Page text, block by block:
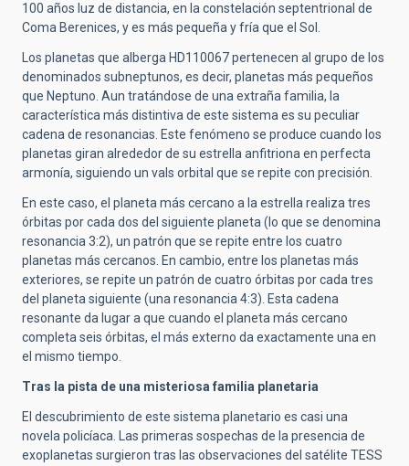
100 años luz de distancia, en la constelación septentrional de
Coma Berenices, y es más pequeña y fría que el Sol.
Los planetas que alberga HD110067 pertenecen al grupo de los
denominados subneptunos, es decir, planetas más pequeños
que Neptuno. Aun tratándose de una extraña familia, la
característica más distintiva de este sistema es su peculiar
cadena de resonancias. Este fenómeno se produce cuando los
planetas giran alrededor de su estrella anfitriona en perfecta
armonía, siguiendo un vals orbital que se repite con precisión.
En este caso, el planeta más cercano a la estrella realiza tres
órbitas por cada dos del siguiente planeta (lo que se denomina
resonancia 3:2), un patrón que se repite entre los cuatro
planetas más cercanos. En cambio, entre los planetas más
exteriores, se repite un patrón de cuatro órbitas por cada tres
del planeta siguiente (una resonancia 4:3). Esta cadena
resonante da lugar a que cuando el planeta más cercano
completa seis órbitas, el más externo da exactamente una en
el mismo tiempo.
Tras la pista de una misteriosa familia planetaria
El descubrimiento de este sistema planetario es casi una
novela policíaca. Las primeras sospechas de la presencia de
exoplanetas surgieron tras las observaciones del satélite TESS